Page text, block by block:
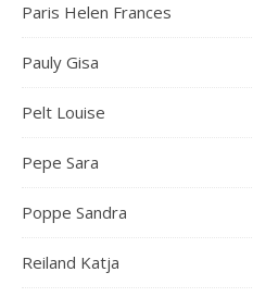
Paris Helen Frances
Pauly Gisa
Pelt Louise
Pepe Sara
Poppe Sandra
Reiland Katja